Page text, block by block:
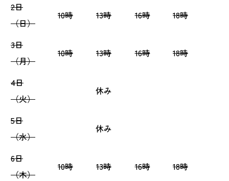
2日
（日）
10時 13時 16時 18時
3日
（月）
10時 13時 16時 18時
4日
（火）
休み
5日
（水）
休み
6日
（木）
10時 13時 16時 18時